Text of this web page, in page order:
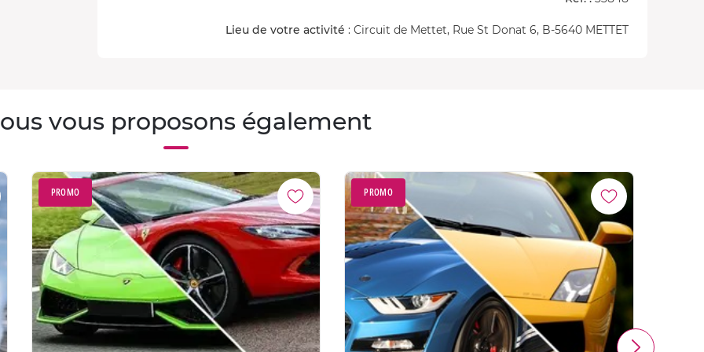
Lieu de votre activité : Circuit de Mettet, Rue St Donat 6, B-5640 METTET
vous proposons également
PROMO PROMO